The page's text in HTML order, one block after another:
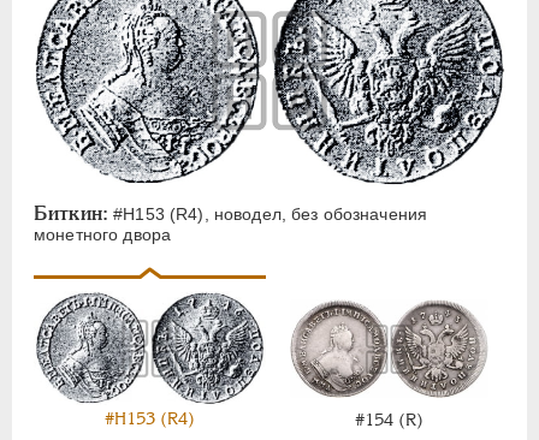
Биткин: #H153 (R4), новодел, без обозначения
монетного двора
#H153 (R4) #154 (R)
Пробные
Для Пруссии
Ливонезы
Монетовидные
ПЕТР III 1762-1762
ЕКАТЕРИНА II
ПАВЕЛ I 1796-1801
НИКОЛАЙ I
1826-1855
АЛЕКСАНДР II 1855-1881
АЛЕКСАНДР III 1881-1894
НИКОЛАЙ II
1894-1917
ВРЕМЕННОЕ ПРАВ.